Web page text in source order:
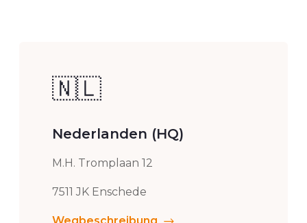
🇳🇱
Nederlanden (HQ)
M.H. Tromplaan 12
7511 JK Enschede